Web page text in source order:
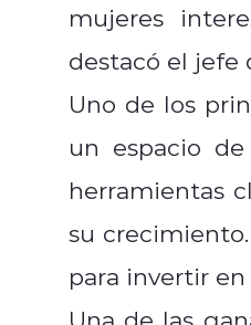
mujeres
destacó el jefe
Uno de los
un espacio
herramientas
su
para invertir